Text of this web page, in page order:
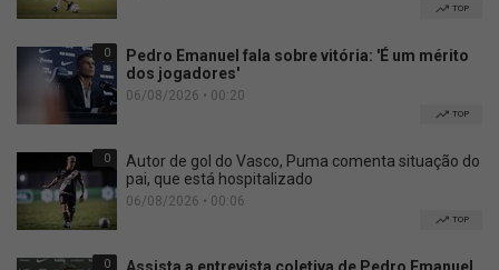
TOP
0
Pedro Emanuel fala sobre vitória: 'É um mérito
dos jogadores'
06/08/2026 • 00:20
TOP
0
Autor de gol do Vasco, Puma comenta situação do
pai, que está hospitalizado
06/08/2026 • 00:06
TOP
0